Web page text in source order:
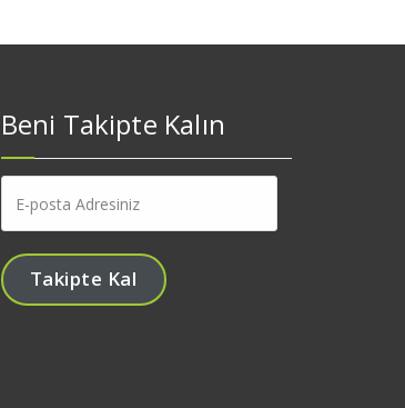
Beni Takipte Kalın
posta
Adresiniz
Takipte Kal